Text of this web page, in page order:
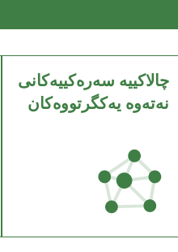
چالاکییە سەرەکییەکانی
نەتەوە یەکگرتووەکان